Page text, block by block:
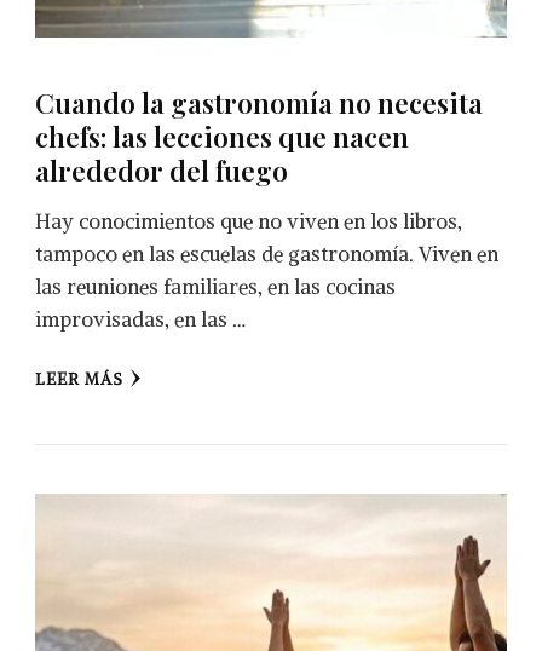
Cuando la gastronomía no necesita
chefs: las lecciones que nacen
alrededor del fuego
Hay conocimientos que no viven en los libros,
tampoco en las escuelas de gastronomía. Viven en
las reuniones familiares, en las cocinas
improvisadas, en las …
LEER MÁS